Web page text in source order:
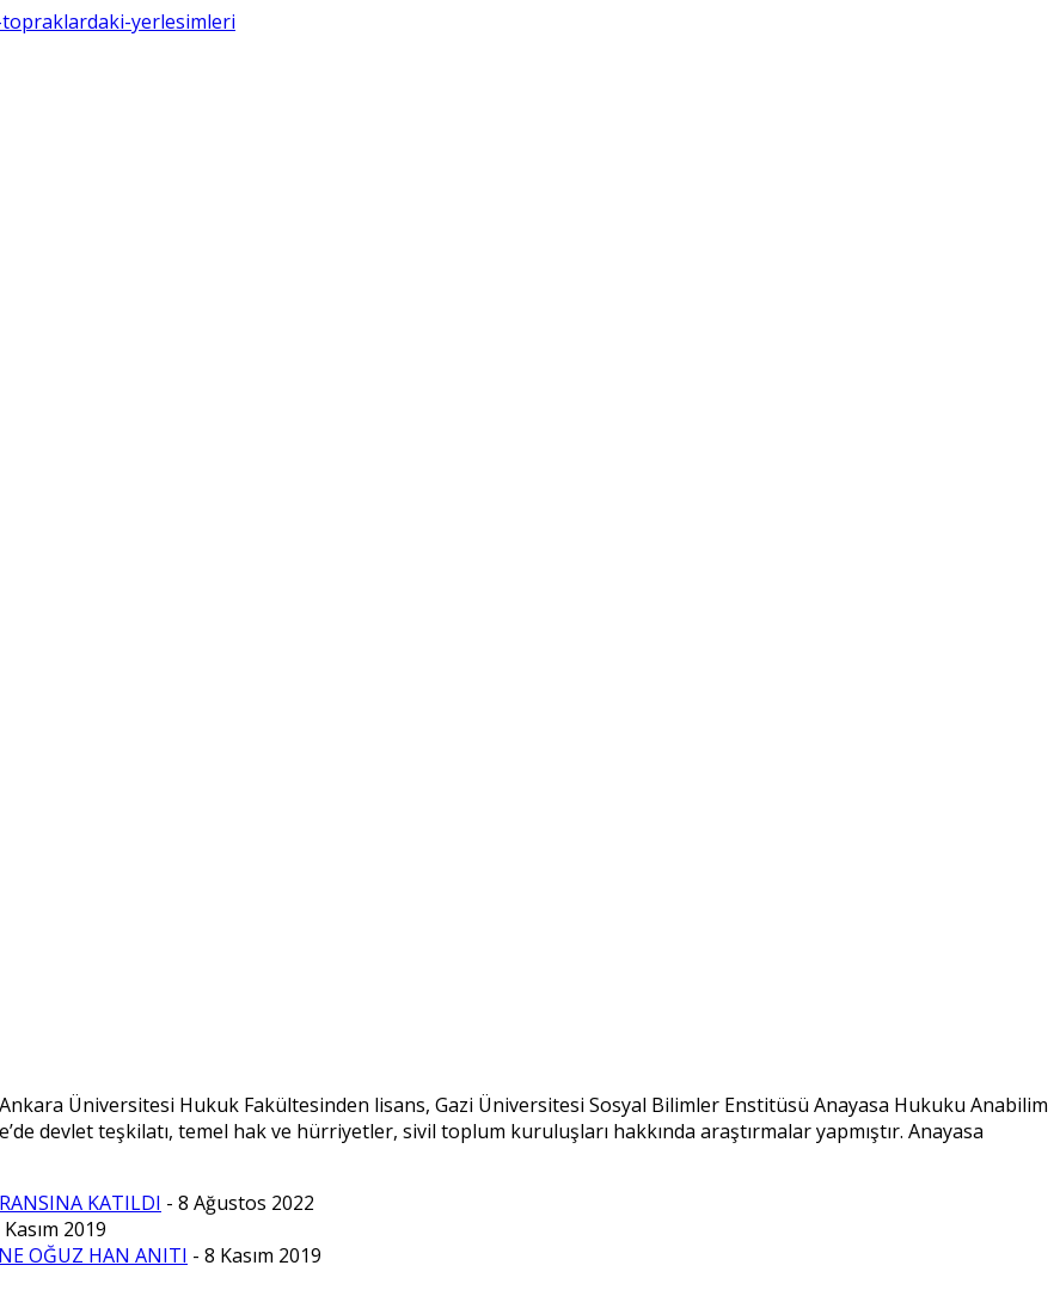
yerlesimleri
Üniversitesi Hukuk Fakültesinden lisans, Gazi Üniversitesi Sosyal Bilimler Enstitüsü Anayasa Hukuku Anabilim
devlet teşkilatı, temel hak ve hürriyetler, sivil toplum kuruluşları hakkında araştırmalar yapmıştır. Anayasa
KATILDI - 8 Ağustos 2022
2019
OĞUZ HAN ANITI - 8 Kasım 2019